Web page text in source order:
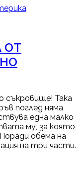
ОТ
съкровище! Така
поглед няма
една малко
му, за която
обема на
на три части.